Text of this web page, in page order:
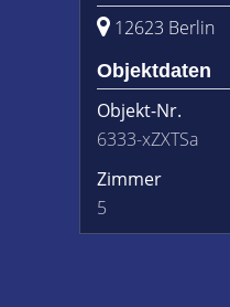
12623 Berlin
Objektdaten
Objekt-Nr.
6333-xZXTSa
Zimmer
5